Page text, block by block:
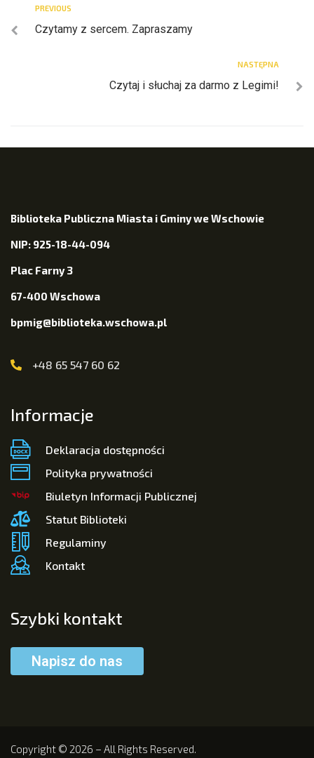
PREVIOUS
Czytamy z sercem. Zapraszamy
NASTĘPNA
Czytaj i słuchaj za darmo z Legimi!
Biblioteka Publiczna Miasta i Gminy we Wschowie
NIP: 925-18-44-094
Plac Farny 3
67-400 Wschowa
bpmig@biblioteka.wschowa.pl
+48 65 547 60 62
Informacje
Deklaracja dostępności
Polityka prywatności
Biuletyn Informacji Publicznej
Statut Biblioteki
Regulaminy
Kontakt
Szybki kontakt
Napisz do nas
Copyright © 2026 – All Rights Reserved.